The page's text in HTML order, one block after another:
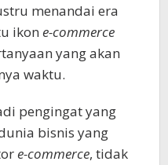
menandai era
ikon e-commerce
yang akan
waktu.
pengingat yang
bisnis yang
e-commerce, tidak